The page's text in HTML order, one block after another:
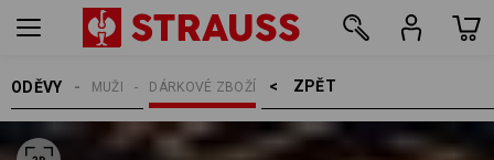
ODĚVY ZPĚT    >
DÁRKOVÉ ZBOŽÍ
MUŽI